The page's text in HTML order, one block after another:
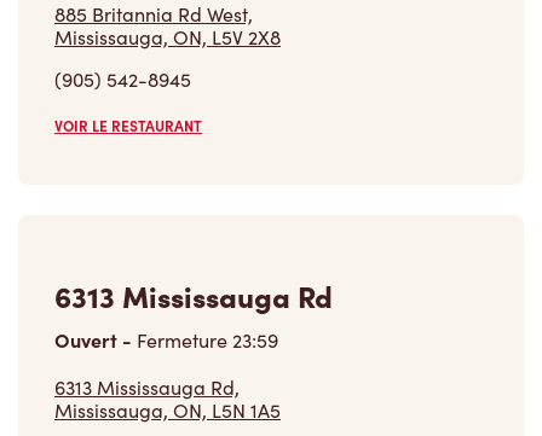
885 Britannia Rd West,
Mississauga, ON, L5V 2X8
(905) 542-8945
VOIR LE RESTAURANT
6313 Mississauga Rd
Ouvert - Fermeture23:59
6313 Mississauga Rd,
Mississauga, ON, L5N 1A5